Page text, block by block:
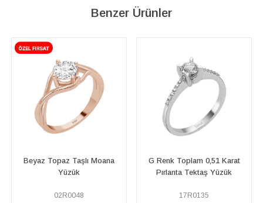
Benzer Ürünler
G Renk Toplam 0,51 Karat
Pırlanta Tektaş Yüzük
17R0135
G Renk Toplam 0,48 Karat
Pırlanta Tektaş Yüzük
24R0047